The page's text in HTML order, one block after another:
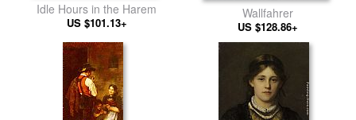
Idle Hours in the Harem
US $101.13+
Wallfahrer
US $128.86+